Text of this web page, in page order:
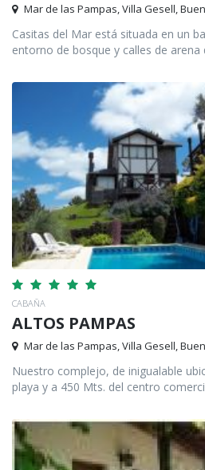
Mar de las Pampas, Villa Gesell,
Casitas del Mar está situada en un
entorno de bosque y calles de arena
CABAÑA
ALTOS PAMPAS
Mar de las Pampas, Villa Gesell,
Nuestro complejo, de inigualable
playa y a 450 Mts. del centro